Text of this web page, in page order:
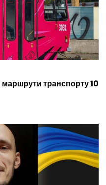
маршрути транспорту 10